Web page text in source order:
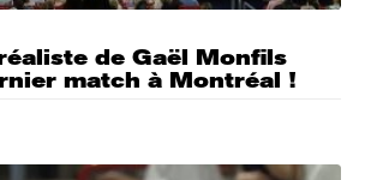
de Gaël Monfils
match à Montréal !